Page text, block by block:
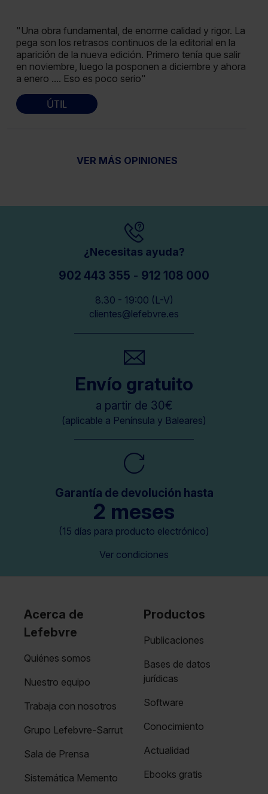
"Una obra fundamental, de enorme calidad y rigor. La
pega son los retrasos continuos de la editorial en la
aparición de la nueva edición. Primero tenía que salir
en noviembre, luego la posponen a diciembre y ahora
a enero .... Eso es poco serio"
ÚTIL
VER MÁS OPINIONES
¿Necesitas ayuda?
902 443 355 - 912 108 000
8.30 - 19:00 (L-V)
clientes@lefebvre.es
Envío gratuito
a partir de 30€
(aplicable a Península y Baleares)
Garantía de devolución hasta
2 meses
(15 días para producto electrónico)
Ver condiciones
Acerca de
Lefebvre
Quiénes somos
Nuestro equipo
Trabaja con nosotros
Grupo Lefebvre-Sarrut
Sala de Prensa
Sistemática Memento
Productos
Publicaciones
Bases de datos
jurídicas
Software
Conocimiento
Actualidad
Ebooks gratis